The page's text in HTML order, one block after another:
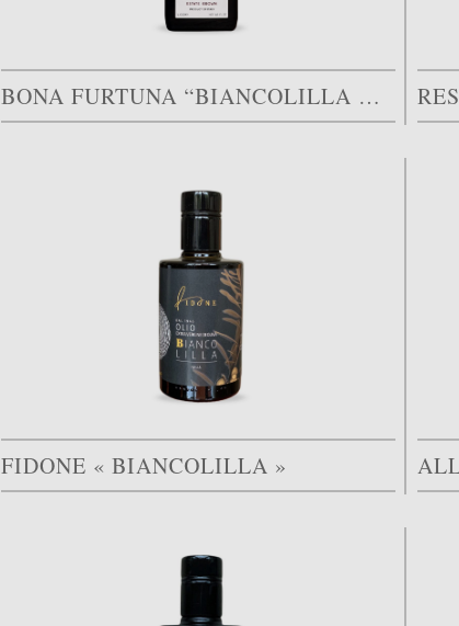
BONA FURTUNA “BIANCOLILLA CENTINARA”
FIDONE « BIANCOLILLA »